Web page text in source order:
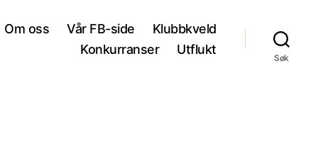
Om oss Vår FB-side
Klubbkveld
Konkurranser
Utflukt
Søk